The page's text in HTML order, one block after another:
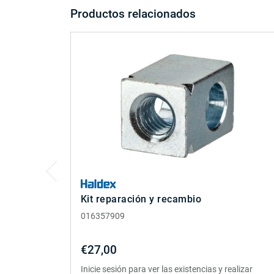
Productos relacionados
Kit reparación y recambio
016357909
€27,00
Inicie sesión para ver las existencias y realizar